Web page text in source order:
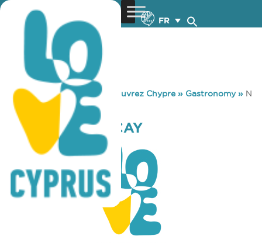
FR
You are here: Home »Découvrez Chypre» Gastronomy» N
A NEW BORACAY
N A NEW BORACAY